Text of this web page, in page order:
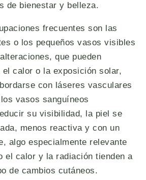
de bienestar y belleza.
frecuentes son las
o los pequeños vasos visibles
que pueden
calor o la exposición solar,
con láseres vasculares
vasos sanguíneos
su visibilidad, la piel se
menos reactiva y con un
algo especialmente relevante
el calor y la radiación tienden a
de cambios cutáneos.